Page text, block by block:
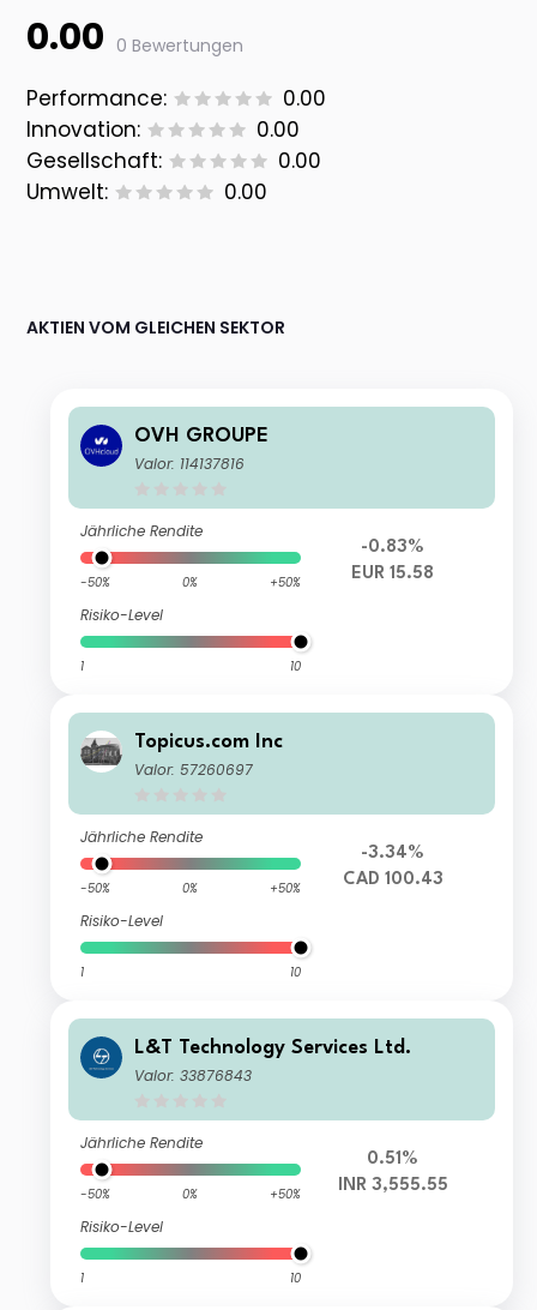
0.00 0 Bewertungen
Performance:
0.00
Innovation:
0.00
Gesellschaft:
0.00
Umwelt:
0.00
AKTIEN VOM GLEICHEN SEKTOR
OVH GROUPE
Valor: 114137816
Jährliche Rendite
-50% 0% +50%
Risiko-Level
1 10
-0.83%
EUR 15.58
Topicus.com Inc
Valor: 57260697
Jährliche Rendite
-50% 0% +50%
Risiko-Level
1 10
-3.34%
CAD 100.43
L&T Technology Services Ltd.
Valor: 33876843
Jährliche Rendite
-50% 0% +50%
Risiko-Level
1 10
0.51%
INR 3,555.55